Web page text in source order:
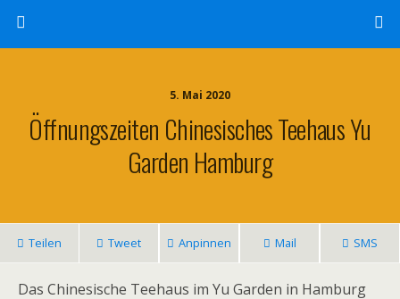
5. Mai 2020
Öffnungszeiten Chinesisches Teehaus Yu
Garden Hamburg
Teilen Tweet Anpinnen Mail SMS
Das Chinesische Teehaus im Yu Garden in Hamburg